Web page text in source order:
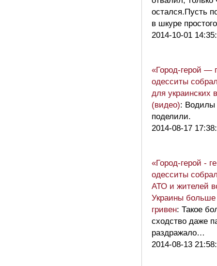
остался.Пусть
в шкуре
2014-10-01
«Город-герой —
одесситы
для украинских
(видео): Водилы
поделили.
2014-08-17
«Город-герой -
одесситы
АТО и жителей
Украины больше
гривен: Такое
сходство даже
раздражало…
2014-08-13